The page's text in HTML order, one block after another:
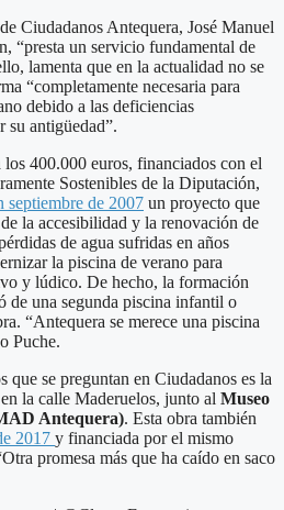
Ciudadanos Antequera, José Manuel
“presta un servicio fundamental de
lamenta que en la actualidad no se
“completamente necesaria para
debido a las deficiencias
su antigüedad”.
400.000 euros, financiados con el
Sostenibles de la Diputación,
septiembre de 2007 un proyecto que
la accesibilidad y la renovación de
de agua sufridas en años
la piscina de verano para
y lúdico. De hecho, la formación
de una segunda piscina infantil o
“Antequera se merece una piscina
Puche.
que se preguntan en Ciudadanos es la
la calle Maderuelos, junto al Museo
Antequera). Esta obra también
2017 y financiada por el mismo
promesa más que ha caído en saco